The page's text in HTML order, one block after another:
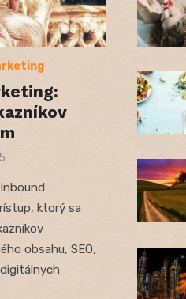
ktorý sa
obsahu, SEO,